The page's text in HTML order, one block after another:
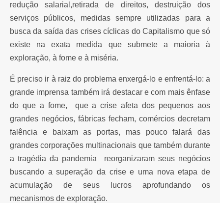
redução salarial,retirada de direitos, destruição dos
serviços públicos, medidas sempre utilizadas para a
busca da saída das crises cíclicas do Capitalismo que só
existe na exata medida que submete a maioria à
exploração, à fome e à miséria.
É preciso ir à raiz do problema enxergá-lo e enfrentá-lo: a
grande imprensa também irá destacar e com mais ênfase
do que a fome, que a crise afeta dos pequenos aos
grandes negócios, fábricas fecham, comércios decretam
falência e baixam as portas, mas pouco falará das
grandes corporações multinacionais que também durante
a tragédia da pandemia reorganizaram seus negócios
buscando a superação da crise e uma nova etapa de
acumulação de seus lucros aprofundando os
mecanismos de exploração.